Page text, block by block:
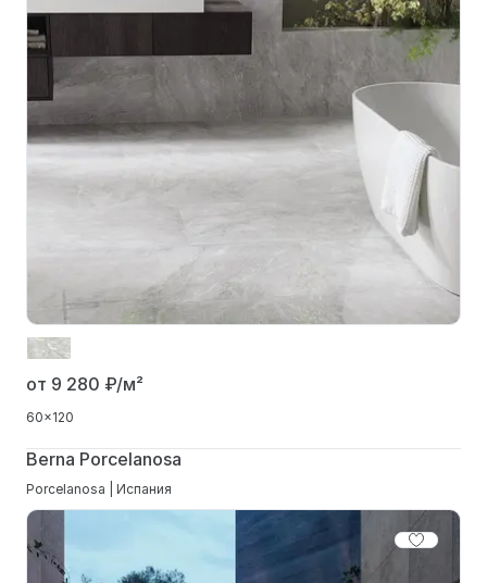
от 9 280 ₽/м²
60x120
Berna Porcelanosa
Porcelanosa | Испания